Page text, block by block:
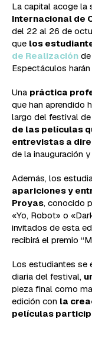
La capital acoge la
Internacional de
del 22 al 26 de
que los
de Realización
Espectáculos
Una práctica
que han aprendido
largo del festival
de las películas
entrevistas a
de la inauguración
Además, los
apariciones y
Proyas, conocido
«Yo, Robot» o
invitados de esta
recibirá el premio
Los estudiantes se
diaria del festival,
pieza final como
edición con la
películas